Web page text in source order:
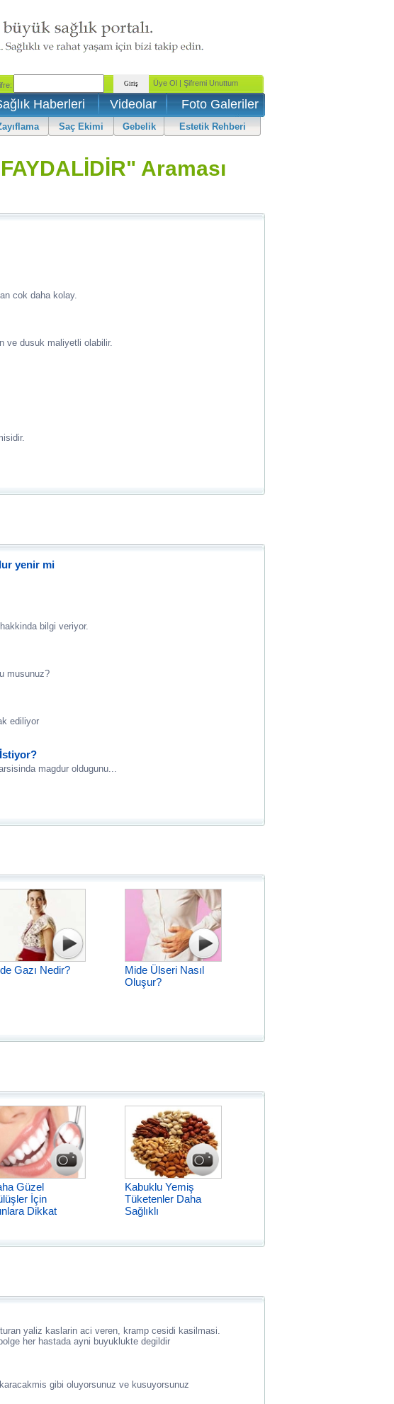
Haberleri Videolar Foto Galeriler
Saç Ekimi Gebelik Estetik Rehberi
Araması
cok daha kolay.
ve dusuk maliyetli olabilir.
yenir mi
bilgi veriyor.
musunuz?
ediliyor
magdur oldugunu...
Gazı Nedir?
Mide Ülseri Nasıl
Oluşur?
Güzel
İçin
Dikkat
Kabuklu Yemiş
Tüketenler Daha
Sağlıklı
yaliz kaslarin aci veren, kramp cesidi kasilmasi.
her hastada ayni buyuklukte degildir
gibi oluyorsunuz ve kusuyorsunuz